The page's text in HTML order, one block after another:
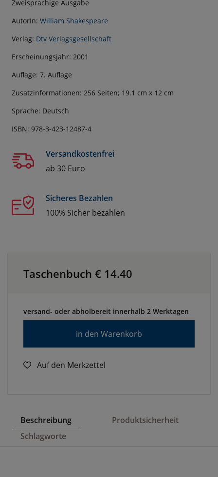
Zweisprachige Ausgabe
AutorIn: William Shakespeare
Verlag: Dtv Verlagsgesellschaft
Erscheinungsjahr: 2001
Auflage: 7. Auflage
Zusatzinformationen: 256 Seiten; 19.1 cm x 12 cm
Sprache: Deutsch
ISBN: 978-3-423-12487-4
Versandkostenfrei
ab 30 Euro
Sicheres Bezahlen
100% Sicher bezahlen
Taschenbuch € 14.40
versand- oder abholbereit innerhalb 2 Werktagen
in den Warenkorb
Auf den Merkzettel
Beschreibung
Produktsicherheit
Schlagworte